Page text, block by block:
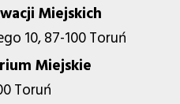
Miejskich
10, 87-100 Toruń
Miejskie
Toruń